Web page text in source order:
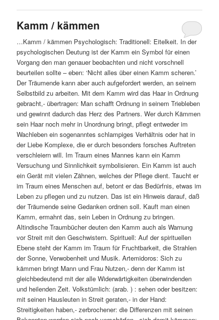
Kamm / kämmen
…Kamm / kämmen Psychologisch: Traditionell: Eitelkeit. In der
psychologischen Deutung ist der Kamm ein Symbol für einen
Vorgang den man genauer beobachten und nicht vorschnell
beurteilen sollte – eben: ‘Nicht alles über einen Kamm scheren.’
Der Träumende kann aber auch aufgefordert werden, an seinem
Selbstbild zu arbeiten. Mit dem Kamm wird das Haar in Ordnung
gebracht,- übertragen: Man schafft Ordnung in seinem Triebleben
und gewinnt dadurch das Herz des Partners. Wer durch Kämmen
sein Haar noch mehr in Unordnung bringt, pflegt entweder im
Wachleben ein sogenanntes schlampiges Verhältnis oder hat in
der Liebe Komplexe, die er durch besonders forsches Auftreten
verschleiern will. Im Traum eines Mannes kann ein Kamm
Versuchung und Sinnlichkeit symbolisieren. Ein Kamm ist auch
ein Gerät mit vielen Zähnen, welches der Pflege dient. Taucht er
im Traum eines Menschen auf, betont er das Bedürfnis, etwas im
Leben zu pflegen und zu nutzen. Das ist ein Hinweis darauf, daß
der Träumende seine Gedanken ordnen soll. Kauft man einen
Kamm, ermahnt das, sein Leben in Ordnung zu bringen.
Altindische Traumbücher deuten den Kamm auch als Warnung
vor Streit mit den Geschwistern. Spirituell: Auf der spirituellen
Ebene steht der Kamm im Traum für Fruchtbarkeit, die Strahlen
der Sonne, Verwobenheit und Musik. Artemidoros: Sich zu
kämmen bringt Mann und Frau Nutzen,- denn der Kamm ist
gleichbedeutend mit der alle Widerwärtigkeiten überwindenden
und heilenden Zeit. Volkstümlich: (arab. ) : sehen oder besitzen:
mit seinen Hausleuten in Streit geraten,- in der Hand:
Streitigkeiten haben,- zerbrochener: die Differenzen mit seinen